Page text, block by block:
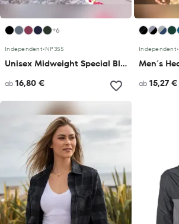
+6
Independent•NP355
Unisex Midweight Special Blend Raglan Zip Hood
ab 16,80 €
Independent•
ab 15,27 €